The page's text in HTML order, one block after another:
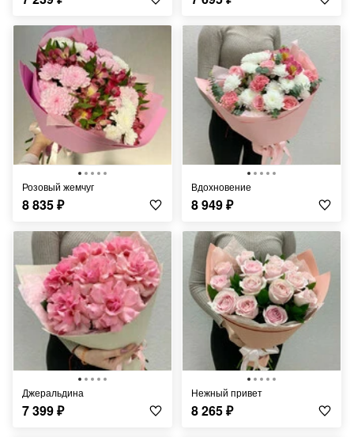
Розовый жемчуг
8 835₽
Вдохновение
8 949₽
Джеральдина
7 399₽
Нежный привет
8 265₽